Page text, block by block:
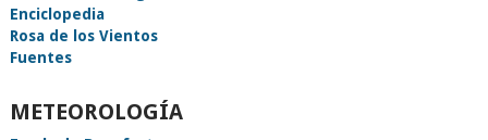
Enciclopedia
Rosa de los Vientos
Fuentes
METEOROLOGÍA